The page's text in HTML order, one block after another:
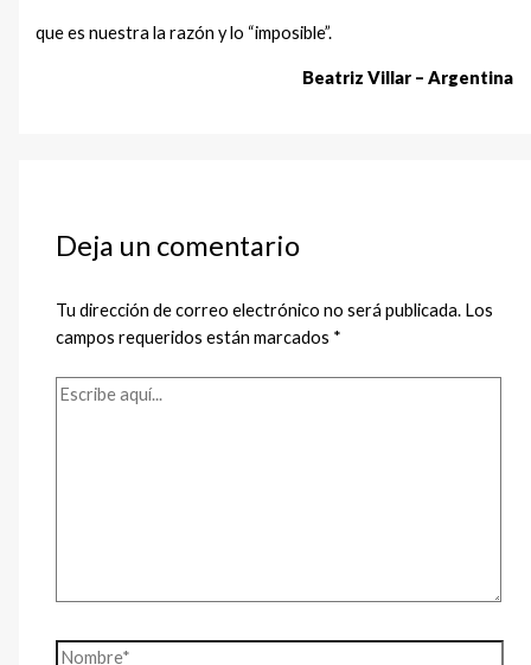
que es nuestra la razón y lo “imposible”.
Beatriz Villar – Argentina
Deja un comentario
Tu dirección de correo electrónico no será publicada. Los
campos requeridos están marcados *
Escribe
Nombre*